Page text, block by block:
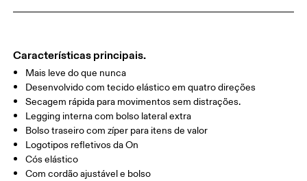
CA
89 90 — 95 96
Arraste na horizontal para ver mais
Entreperna (M): 7.62 cm
Como medir
Características principais.
Mais leve do que nunca
Desenvolvido com tecido elástico em quatro direções
Secagem rápida para movimentos sem distrações.
Legging interna com bolso lateral extra
Bolso traseiro com zíper para itens de valor
Logotipos refletivos da On
Cós elástico
Com cordão ajustável e bolso